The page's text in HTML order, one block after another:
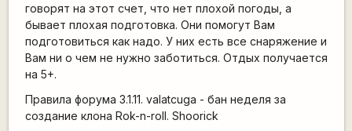
говорят на этот счет, что нет плохой погоды, а
бывает плохая подготовка. Они помогут Вам
подготовиться как надо. У них есть все снаряжение и
Вам ни о чем не нужно заботиться. Отдых получается
на 5+.
Правила форума 3.1.11. valatcuga - бан неделя за
создание клона Rok-n-roll. Shoorick